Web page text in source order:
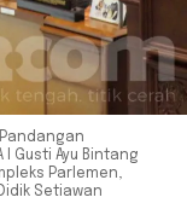
I Gusti Ayu Bintang
Parlemen,
Setiawan